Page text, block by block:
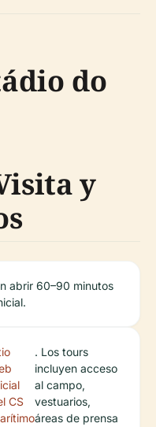
do
y
abrir 60–90 minutos
CS
. Los tours
incluyen acceso
al campo,
vestuarios,
áreas de prensa